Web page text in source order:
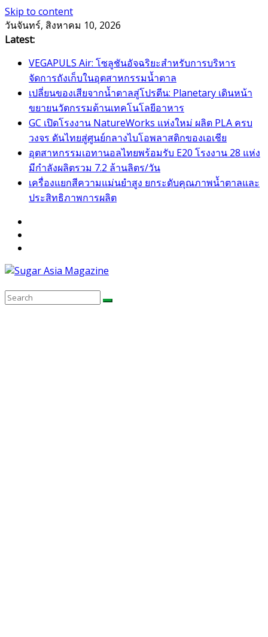
Skip to content
วันจันทร์, สิงหาคม 10, 2026
Latest:
VEGAPULS Air: โซลูชันอัจฉริยะสำหรับการบริหาร
จัดการถังเก็บในอุตสาหกรรมน้ำตาล
เปลี่ยนของเสียจากน้ำตาลสู่โปรตีน: Planetary เดินหน้า
ขยายนวัตกรรมด้านเทคโนโลยีอาหาร
GC เปิดโรงงาน NatureWorks แห่งใหม่ ผลิต PLA ครบ
วงจร ดันไทยสู่ศูนย์กลางไบโอพลาสติกของเอเชีย
อุตสาหกรรมเอทานอลไทยพร้อมรับ E20 โรงงาน 28 แห่ง
มีกำลังผลิตรวม 7.2 ล้านลิตร/วัน
เครื่องแยกสีความแม่นยำสูง ยกระดับคุณภาพน้ำตาลและ
ประสิทธิภาพการผลิต